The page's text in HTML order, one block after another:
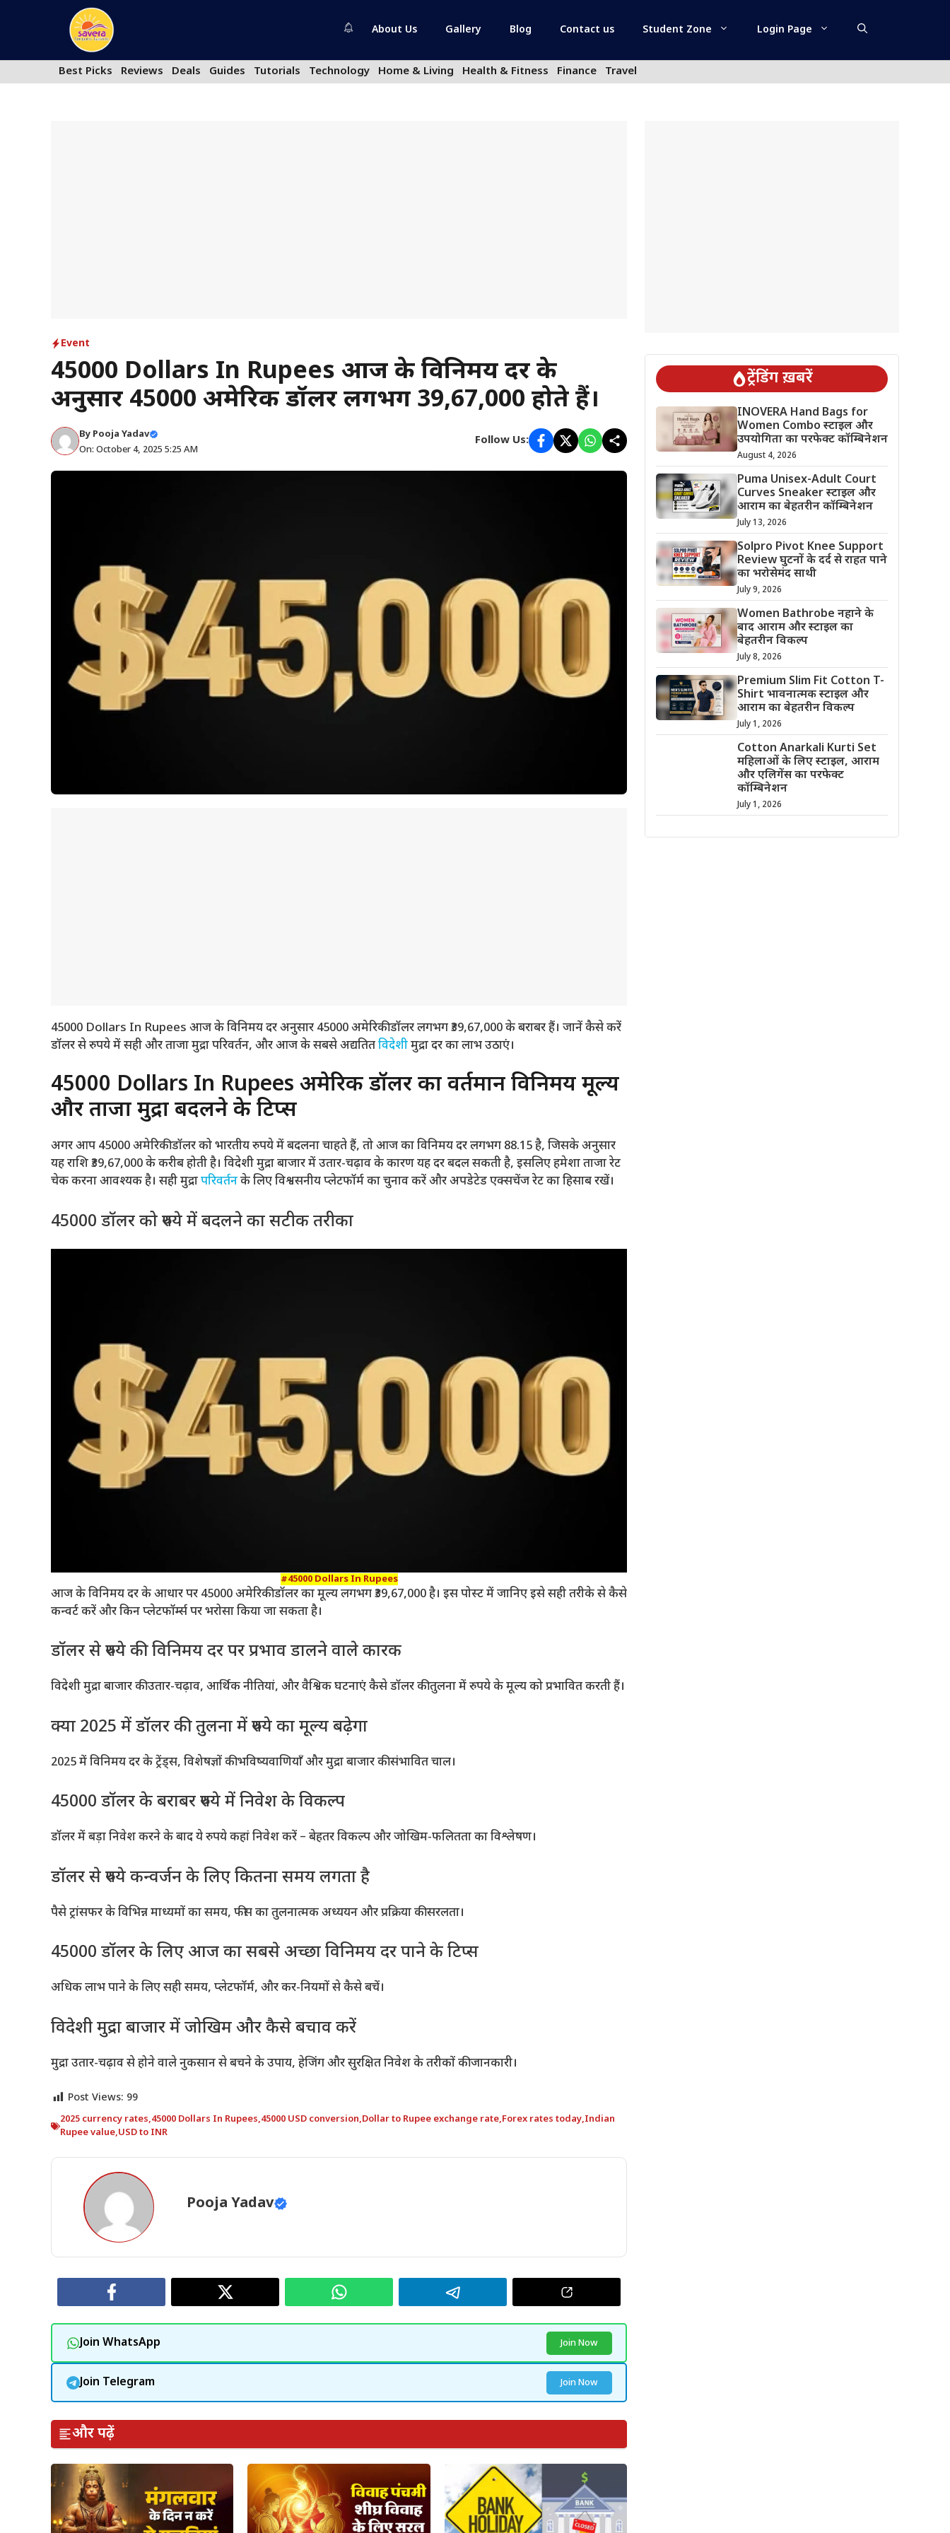
About Us Gallery Blog Contact us Student Zone Login Page
Best Picks Reviews Deals Guides Tutorials Technology Home & Living Health & Fitness Finance Travel
Event
45000 Dollars In Rupees आज के विनिमय दर के
अनुसार 45000 अमेरिकी डॉलर लगभग ₹39,67,000 होते हैं।
By Pooja Yadav
On: October 4, 2025 5:25 AM
Follow Us:
45000 Dollars In Rupees आज के विनिमय दर अनुसार 45000 अमेरिकी डॉलर लगभग ₹39,67,000 के बराबर हैं। जानें कैसे करें
डॉलर से रुपये में सही और ताजा मुद्रा परिवर्तन, और आज के सबसे अद्यतितविदेशीमुद्रा दर का लाभ उठाएं।
45000 Dollars In Rupees अमेरिकी डॉलर का वर्तमान विनिमय मूल्य
और ताजा मुद्रा बदलने के टिप्स
अगर आप 45000 अमेरिकी डॉलर को भारतीय रुपये में बदलना चाहते हैं, तो आज का विनिमय दर लगभग 88.15 है, जिसके अनुसार
यह राशि ₹39,67,000 के करीब होती है। विदेशी मुद्रा बाजार में उतार-चढ़ाव के कारण यह दर बदल सकती है, इसलिए हमेशा ताजा रेट
चेक करना आवश्यक है। सही मुद्रापरिवर्तनके लिए विश्वसनीय प्लेटफॉर्म का चुनाव करें और अपडेटेड एक्सचेंज रेट का हिसाब रखें।
45000 डॉलर को रुपये में बदलने का सटीक तरीका
#45000 Dollars In Rupees
आज के विनिमय दर के आधार पर 45000 अमेरिकी डॉलर का मूल्य लगभग ₹39,67,000 है। इस पोस्ट में जानिए इसे सही तरीके से कैसे
कन्वर्ट करें और किन प्लेटफॉर्म्स पर भरोसा किया जा सकता है।
डॉलर से रुपये की विनिमय दर पर प्रभाव डालने वाले कारक
विदेशी मुद्रा बाजार की उतार-चढ़ाव, आर्थिक नीतियां, और वैश्विक घटनाएं कैसे डॉलर की तुलना में रुपये के मूल्य को प्रभावित करती हैं।
क्या 2025 में डॉलर की तुलना में रुपये का मूल्य बढ़ेगा
2025 में विनिमय दर के ट्रेंड्स, विशेषज्ञों की भविष्यवाणियाँ और मुद्रा बाजार की संभावित चाल।
45000 डॉलर के बराबर रुपये में निवेश के विकल्प
डॉलर में बड़ा निवेश करने के बाद ये रुपये कहां निवेश करें – बेहतर विकल्प और जोखिम-फलितता का विश्लेषण।
डॉलर से रुपये कन्वर्जन के लिए कितना समय लगता है
पैसे ट्रांसफर के विभिन्न माध्यमों का समय, फीस का तुलनात्मक अध्ययन और प्रक्रिया की सरलता।
45000 डॉलर के लिए आज का सबसे अच्छा विनिमय दर पाने के टिप्स
अधिक लाभ पाने के लिए सही समय, प्लेटफॉर्म, और कर-नियमों से कैसे बचें।
विदेशी मुद्रा बाजार में जोखिम और कैसे बचाव करें
मुद्रा उतार-चढ़ाव से होने वाले नुकसान से बचने के उपाय, हेजिंग और सुरक्षित निवेश के तरीकों की जानकारी।
Post Views: 99
2025 currency rates,45000 Dollars In Rupees,45000 USD conversion,Dollar to Rupee exchange rate,Forex rates today,Indian
Rupee value,USD to INR
Pooja Yadav
Join WhatsApp Join Now
Join Telegram Join Now
और पढ़ें
ट्रेंडिंग ख़बरें
INOVERA Hand Bags for
Women Combo स्टाइल और
उपयोगिता का परफेक्ट कॉम्बिनेशन
August 4, 2026
Puma Unisex-Adult Court
Curves Sneaker स्टाइल और
आराम का बेहतरीन कॉम्बिनेशन
July 13, 2026
Solpro Pivot Knee Support
Review घुटनों के दर्द से राहत पाने
का भरोसेमंद साथी
July 9, 2026
Women Bathrobe नहाने के
बाद आराम और स्टाइल का
बेहतरीन विकल्प
July 8, 2026
Premium Slim Fit Cotton T-
Shirt भावनात्मक स्टाइल और
आराम का बेहतरीन विकल्प
July 1, 2026
Cotton Anarkali Kurti Set
महिलाओं के लिए स्टाइल, आराम
और एलिगेंस का परफेक्ट
कॉम्बिनेशन
July 1, 2026